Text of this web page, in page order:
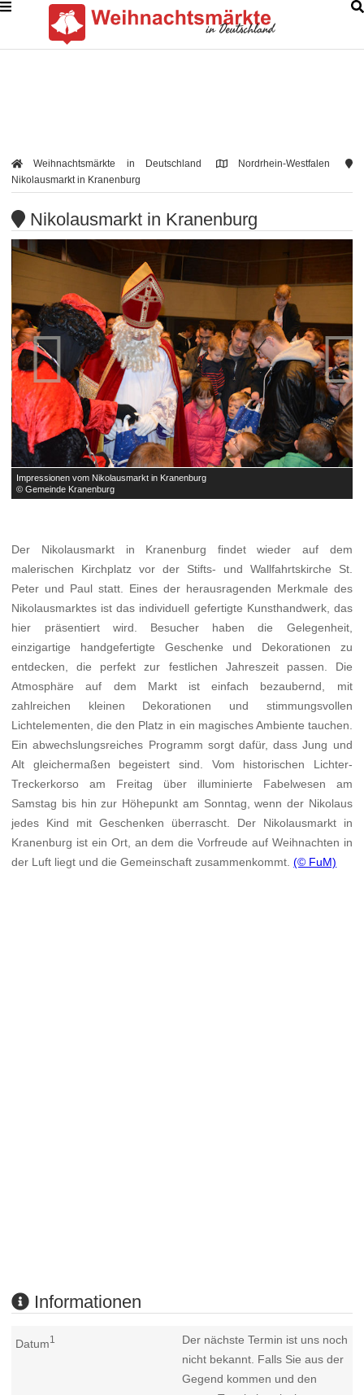
Weihnachtsmärkte in Deutschland
Nordrhein-Westfalen
Nikolausmarkt in Kranenburg
Nikolausmarkt in Kranenburg
Impressionen vom Nikolausmarkt in Kranenburg
© Gemeinde Kranenburg
 
Der Nikolausmarkt in Kranenburg findet wieder auf dem
malerischen Kirchplatz vor der Stifts- und Wallfahrtskirche St.
Peter und Paul statt. Eines der herausragenden Merkmale des
Nikolausmarktes ist das individuell gefertigte Kunsthandwerk, das
hier präsentiert wird. Besucher haben die Gelegenheit,
einzigartige handgefertigte Geschenke und Dekorationen zu
entdecken, die perfekt zur festlichen Jahreszeit passen. Die
Atmosphäre auf dem Markt ist einfach bezaubernd, mit
zahlreichen kleinen Dekorationen und stimmungsvollen
Lichtelementen, die den Platz in ein magisches Ambiente tauchen.
Ein abwechslungsreiches Programm sorgt dafür, dass Jung und
Alt gleichermaßen begeistert sind. Vom historischen Lichter-
Treckerkorso am Freitag über illuminierte Fabelwesen am
Samstag bis hin zur Höhepunkt am Sonntag, wenn der Nikolaus
jedes Kind mit Geschenken überrascht. Der Nikolausmarkt in
Kranenburg ist ein Ort, an dem die Vorfreude auf Weihnachten in
der Luft liegt und die Gemeinschaft zusammenkommt.(© FuM)
Informationen
Datum1
Der nächste Termin ist uns noch
nicht bekannt. Falls Sie aus der
Gegend kommen und den